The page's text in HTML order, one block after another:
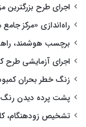
اجرای طرح بزرگترین
راه‌اندازی «مرکز
برچسب هوشمند،
اجرای آزمایشی طرح
زنگ خطر بحران کمبود
پشت پرده دیدن
تشخیص زودهنگام،